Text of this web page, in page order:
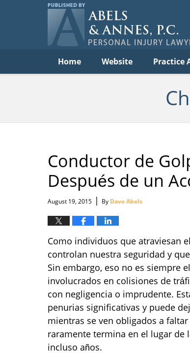
Home Website Practice
Conductor de
Después de un
August 19, 2015 | By Dave Abels
Como individuos que atraviesan
controlan nuestra seguridad y
Sin embargo, eso no es siempre
involucrados en colisiones de
con negligencia o imprudente.
penurias significativas y puede
mientras se ven obligados a
raramente termina en el lugar de
incluso años.